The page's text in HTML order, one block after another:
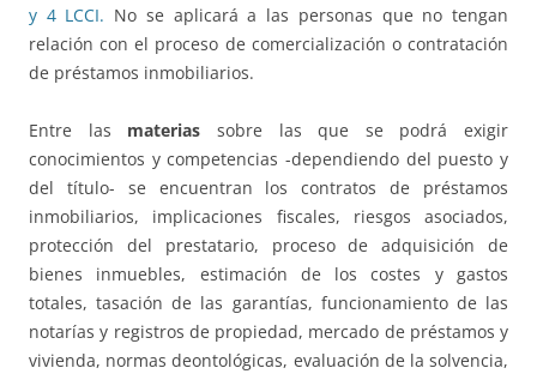
y 4 LCCI. No se aplicará a las personas que no tengan
relación con el proceso de comercialización o contratación
de préstamos inmobiliarios.
Entre las materias sobre las que se podrá exigir
conocimientos y competencias -dependiendo del puesto y
del título- se encuentran los contratos de préstamos
inmobiliarios, implicaciones fiscales, riesgos asociados,
protección del prestatario, proceso de adquisición de
bienes inmuebles, estimación de los costes y gastos
totales, tasación de las garantías, funcionamiento de las
notarías y registros de propiedad, mercado de préstamos y
vivienda, normas deontológicas, evaluación de la solvencia,